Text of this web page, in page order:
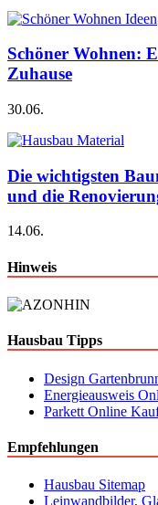
Schöner Wohnen:
Zuhause
30.06.
Die wichtigsten
und die
14.06.
Hinweis
Hausbau Tipps
Design
Energieausweis
Parkett Online
Empfehlungen
Hausbau Sitemap
Leinwandbilder,